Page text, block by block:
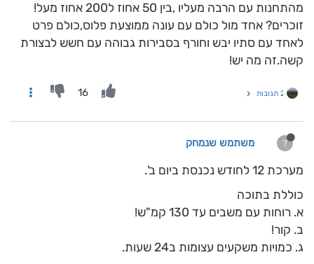
מהתחנות עם הרבה מעליו ,בין 50 אחוז ל200 אחוז מעל!
זוכרים? אחד מול כולם עם עונה ממוצעת פלוס,כולם פרט
לאחד עם סתיו יבש וחורף בסבירות גבוהה עם חשש לבצורת
קשה.זה מה יש!
2 תגובות 16
? משתמש שנמחק
מערכת 12 לחודש נכנסת ביום ב'.
כוללת בתוכה
א. רוחות עם משבים עד 130 קמ"ש!
ב. קור!
ג. כמויות משקעים עצומות ב24 שעות.